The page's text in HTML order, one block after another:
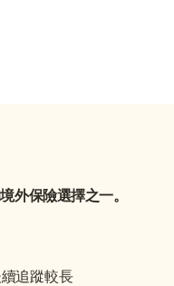
外保險選擇之一。
追蹤較長